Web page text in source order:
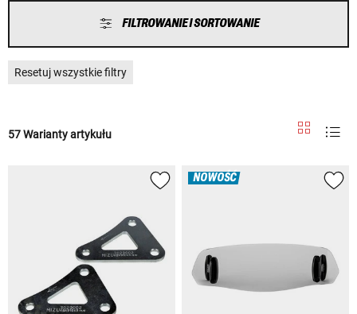
FILTROWANIE I SORTOWANIE
Resetuj wszystkie filtry
57 Warianty artykułu
NOWOŚĆ